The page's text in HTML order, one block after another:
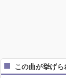
この曲が挙げ